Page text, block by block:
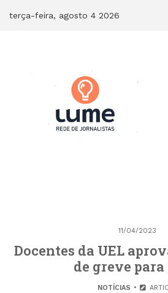
terça-feira, agosto 4 2026
11/04/2023
Docentes da UEL
de greve
NOTÍCIAS